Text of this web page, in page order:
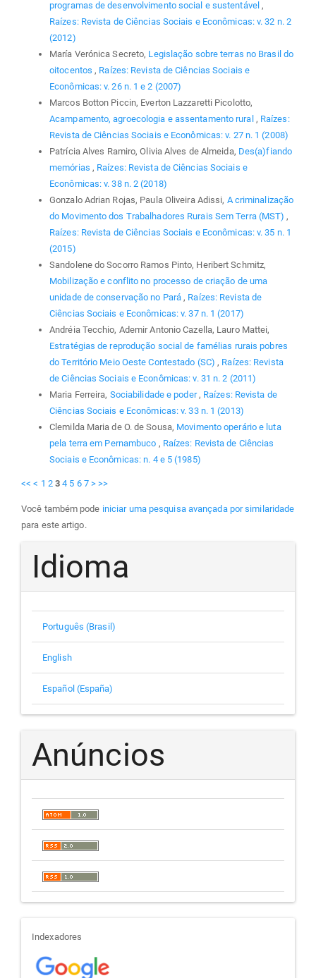
programas de desenvolvimento social e sustentável ,
Raízes: Revista de Ciências Sociais e Econômicas: v. 32 n. 2
(2012)
María Verónica Secreto, Legislação sobre terras no Brasil do
oitocentos , Raízes: Revista de Ciências Sociais e
Econômicas: v. 26 n. 1 e 2 (2007)
Marcos Botton Piccin, Everton Lazzaretti Picolotto,
Acampamento, agroecologia e assentamento rural , Raízes:
Revista de Ciências Sociais e Econômicas: v. 27 n. 1 (2008)
Patrícia Alves Ramiro, Olivia Alves de Almeida, Des(a)fiando
memórias , Raízes: Revista de Ciências Sociais e
Econômicas: v. 38 n. 2 (2018)
Gonzalo Adrian Rojas, Paula Oliveira Adissi, A criminalização
do Movimento dos Trabalhadores Rurais Sem Terra (MST) ,
Raízes: Revista de Ciências Sociais e Econômicas: v. 35 n. 1
(2015)
Sandolene do Socorro Ramos Pinto, Heribert Schmitz,
Mobilização e conflito no processo de criação de uma
unidade de conservação no Pará , Raízes: Revista de
Ciências Sociais e Econômicas: v. 37 n. 1 (2017)
Andréia Tecchio, Ademir Antonio Cazella, Lauro Mattei,
Estratégias de reprodução social de famélias rurais pobres
do Território Meio Oeste Contestado (SC) , Raízes: Revista
de Ciências Sociais e Econômicas: v. 31 n. 2 (2011)
Maria Ferreira, Sociabilidade e poder , Raízes: Revista de
Ciências Sociais e Econômicas: v. 33 n. 1 (2013)
Clemilda Maria de O. de Sousa, Movimento operário e luta
pela terra em Pernambuco , Raízes: Revista de Ciências
Sociais e Econômicas: n. 4 e 5 (1985)
<< < 1 2 3 4 5 6 7 > >>
Você também pode iniciar uma pesquisa avançada por similaridade
para este artigo.
Idioma
Português (Brasil)
English
Español (España)
Anúncios
indexadores
Indexadores